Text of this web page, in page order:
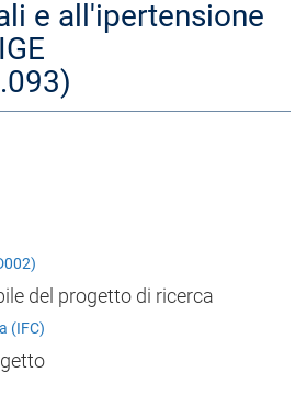
e all'ipertensione
del progetto di ricerca
(IFC)